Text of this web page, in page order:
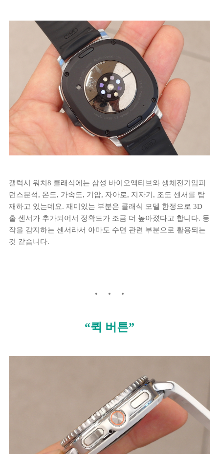
갤럭시 워치8 클래식에는 삼성 바이오액티브와 생체전기임피
던스분석, 온도, 가속도, 기압, 자아로, 지자기, 조도 센서를 탑
재하고 있는데요. 재미있는 부분은 클래식 모델 한정으로 3D
홀 센서가 추가되어서 정확도가 조금 더 높아졌다고 합니다. 동
작을 감지하는 센서라서 아마도 수면 관련 부분으로 활용되는
것 같습니다.
“퀵 버튼”